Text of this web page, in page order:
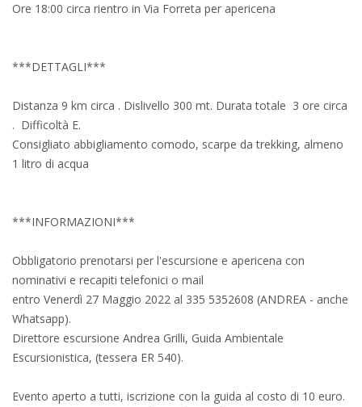
Ore 18:00 circa rientro in Via Forreta per apericena
***DETTAGLI***
Distanza 9 km circa . Dislivello 300 mt. Durata totale 3 ore circa
. Difficoltà E.
Consigliato abbigliamento comodo, scarpe da trekking, almeno
1 litro di acqua
***INFORMAZIONI***
Obbligatorio prenotarsi per l'escursione e apericena con
nominativi e recapiti telefonici o mail
entro Venerdì 27 Maggio 2022 al 335 5352608 (ANDREA - anche
Whatsapp).
Direttore escursione Andrea Grilli, Guida Ambientale
Escursionistica, (tessera ER 540).
Evento aperto a tutti, iscrizione con la guida al costo di 10 euro.